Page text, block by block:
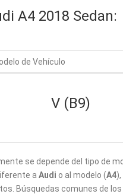
A4 2018 Sedan:
de Vehículo
V (B9)
se depende del tipo de
a Audi o al modelo (A4
Búsquedas comunes de